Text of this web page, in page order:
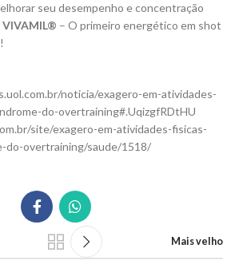
seu desempenho e concentração
VIVAMIL® – O primeiro energético em shot
noticia/exagero-em-atividades-
do-overtraining#.UqizgfRDtHU
site/exagero-em-atividades-fisicas-
do-overtraining/saude/1518/
Mais velho